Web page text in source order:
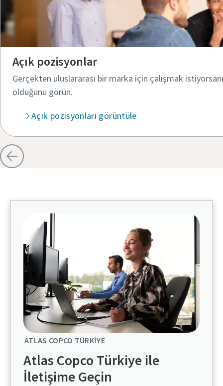
Açık pozisyonlar
Gerçekten uluslararası bir marka için çalışmak
olduğunu görün.​
Açık pozisyonları görüntüle
ATLAS COPCO TÜRKIYE
Atlas Copco Türkiye ile
İletişime Geçin